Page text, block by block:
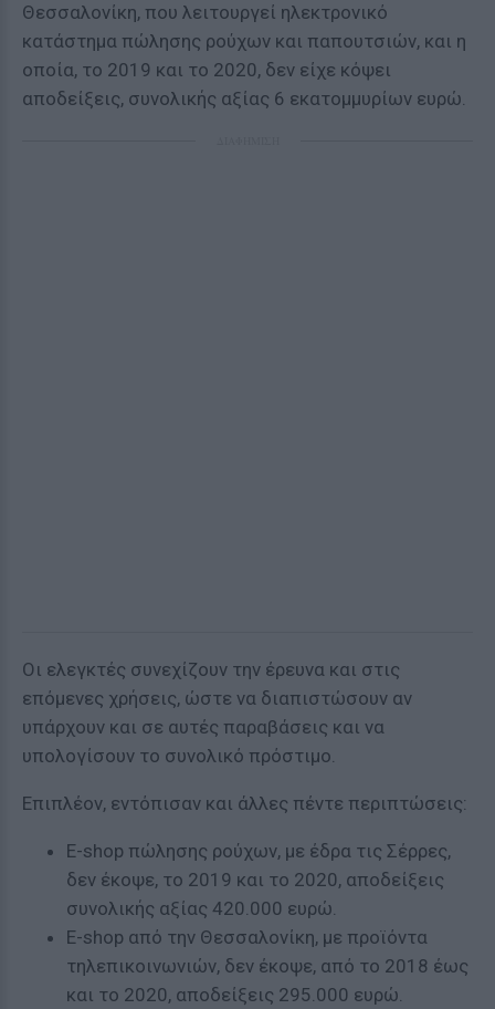
Θεσσαλονίκη, που λειτουργεί ηλεκτρονικό
κατάστημα πώλησης ρούχων και παπουτσιών, και η
οποία, το 2019 και το 2020, δεν είχε κόψει
αποδείξεις, συνολικής αξίας 6 εκατομμυρίων ευρώ.
Οι ελεγκτές συνεχίζουν την έρευνα και στις
επόμενες χρήσεις, ώστε να διαπιστώσουν αν
υπάρχουν και σε αυτές παραβάσεις και να
υπολογίσουν το συνολικό πρόστιμο.
Επιπλέον, εντόπισαν και άλλες πέντε περιπτώσεις:
E-shop πώλησης ρούχων, με έδρα τις Σέρρες,
δεν έκοψε, το 2019 και το 2020, αποδείξεις
συνολικής αξίας 420.000 ευρώ.
E-shop από την Θεσσαλονίκη, με προϊόντα
τηλεπικοινωνιών, δεν έκοψε, από το 2018 έως
και το 2020, αποδείξεις 295.000 ευρώ.